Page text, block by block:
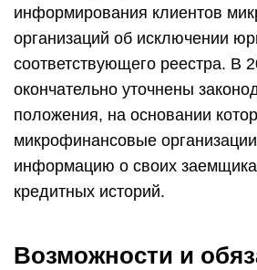
информирования клиентов
организаций об исключении
соответствующего реестра. В
окончательно уточнены
положения, на основании
микрофинансовые
информацию о своих
кредитных историй.
Возможности и